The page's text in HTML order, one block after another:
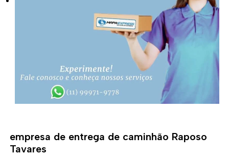
empresa de entrega de caminhão Raposo
Tavares